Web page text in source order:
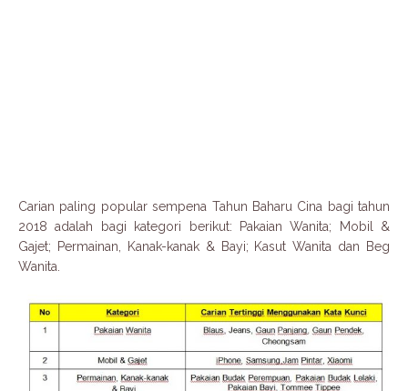
Carian paling popular sempena Tahun Baharu Cina bagi tahun
2018 adalah bagi kategori berikut: Pakaian Wanita; Mobil &
Gajet; Permainan, Kanak-kanak & Bayi; Kasut Wanita dan Beg
Wanita.